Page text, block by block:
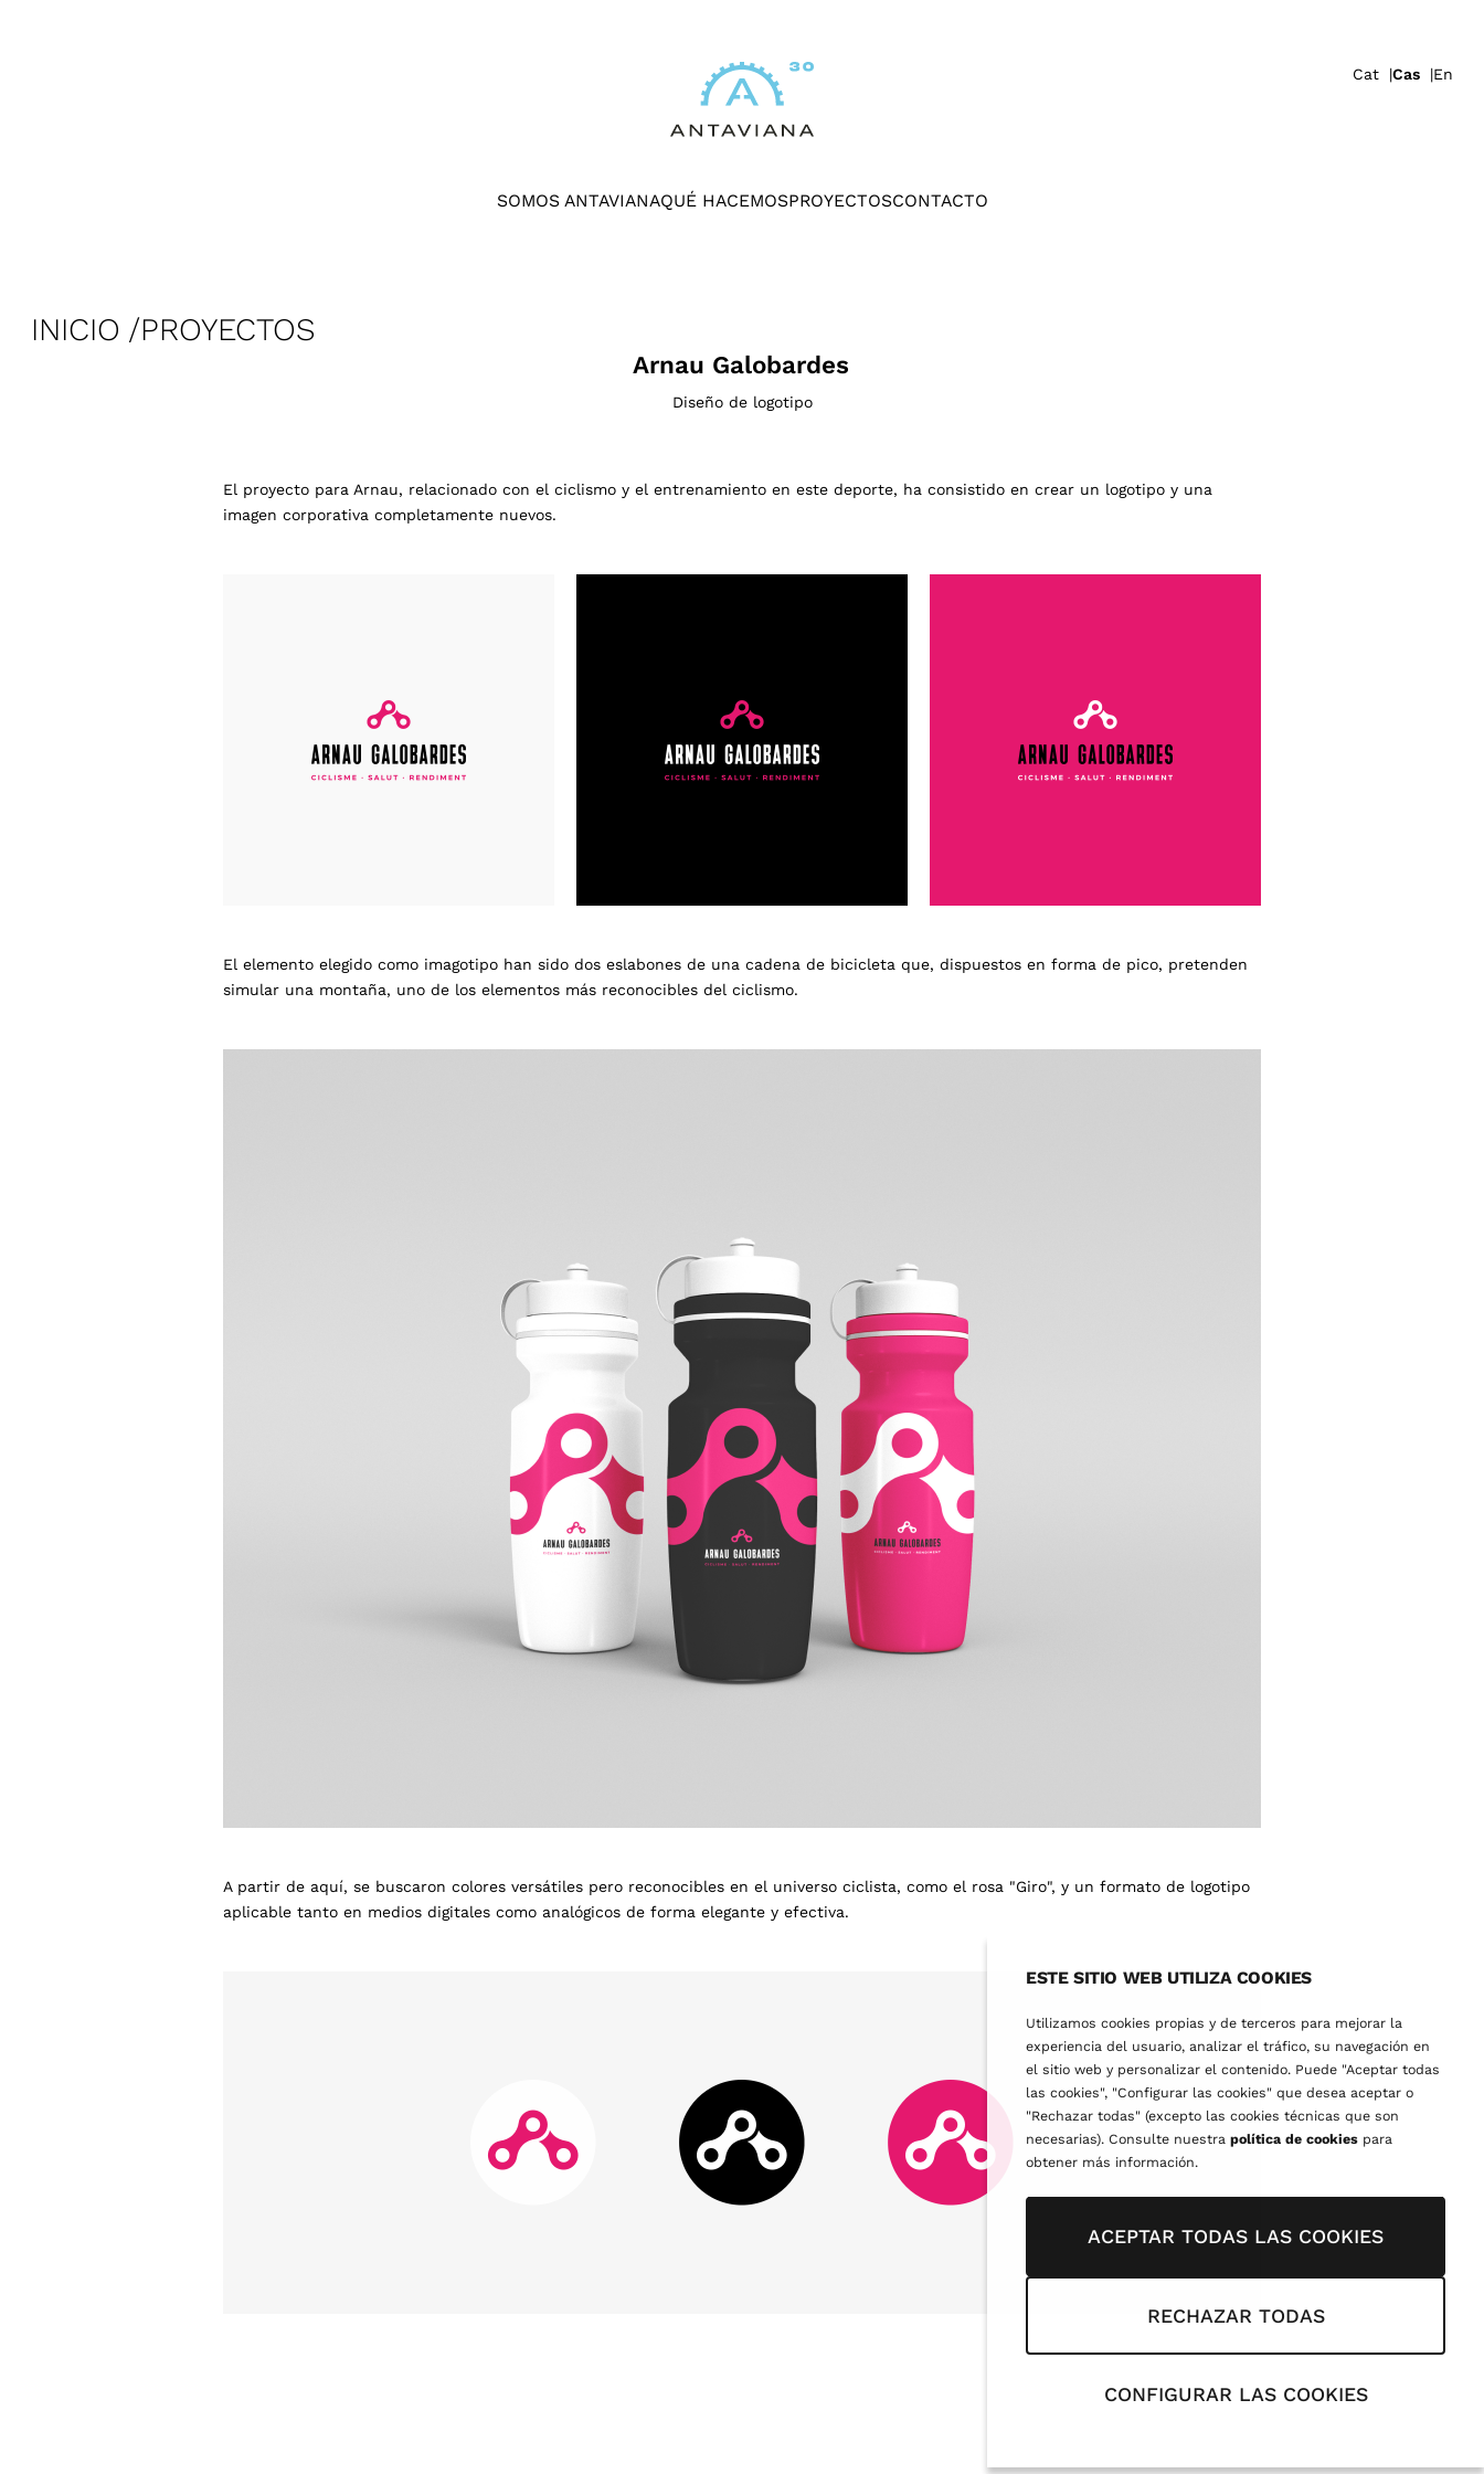
ESTE SITIO WEB UTILIZA COOKIES
Utilizamos cookies propias y de terceros para mejorar la
experiencia del usuario, analizar el tráfico, su navegación en
el sitio web y personalizar el contenido. Puede "Aceptar todas
las cookies", "Configurar las cookies" que desea aceptar o
"Rechazar todas" (excepto las cookies técnicas que son
necesarias). Consulte nuestra política de cookies para
obtener más información.
ACEPTAR TODAS LAS COOKIES
RECHAZAR TODAS
CONFIGURAR LAS COOKIES
SOMOS ANTAVIANAQUÉ HACEMOSPROYECTOSCONTACTO
Cat Cas En
INICIO PROYECTOS
Arnau Galobardes
Diseño de logotipo
El proyecto para Arnau, relacionado con el ciclismo y el entrenamiento en este deporte, ha consistido en crear un logotipo y una
imagen corporativa completamente nuevos.
El elemento elegido como imagotipo han sido dos eslabones de una cadena de bicicleta que, dispuestos en forma de pico, pretenden
simular una montaña, uno de los elementos más reconocibles del ciclismo.
A partir de aquí, se buscaron colores versátiles pero reconocibles en el universo ciclista, como el rosa "Giro", y un formato de logotipo
aplicable tanto en medios digitales como analógicos de forma elegante y efectiva.